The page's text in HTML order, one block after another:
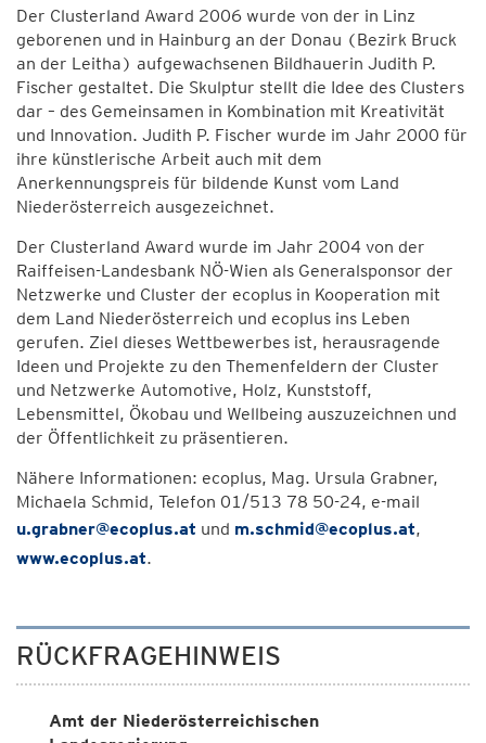
Der Clusterland Award 2006 wurde von der in Linz
geborenen und in Hainburg an der Donau (Bezirk Bruck
an der Leitha) aufgewachsenen Bildhauerin Judith P.
Fischer gestaltet. Die Skulptur stellt die Idee des Clusters
dar – des Gemeinsamen in Kombination mit Kreativität
und Innovation. Judith P. Fischer wurde im Jahr 2000 für
ihre künstlerische Arbeit auch mit dem
Anerkennungspreis für bildende Kunst vom Land
Niederösterreich ausgezeichnet.
Der Clusterland Award wurde im Jahr 2004 von der
Raiffeisen-Landesbank NÖ-Wien als Generalsponsor der
Netzwerke und Cluster der ecoplus in Kooperation mit
dem Land Niederösterreich und ecoplus ins Leben
gerufen. Ziel dieses Wettbewerbes ist, herausragende
Ideen und Projekte zu den Themenfeldern der Cluster
und Netzwerke Automotive, Holz, Kunststoff,
Lebensmittel, Ökobau und Wellbeing auszuzeichnen und
der Öffentlichkeit zu präsentieren.
Nähere Informationen: ecoplus, Mag. Ursula Grabner,
Michaela Schmid, Telefon 01/513 78 50-24, e-mail
u.grabner@ecoplus.at und m.schmid@ecoplus.at,
www.ecoplus.at.
RÜCKFRAGEHINWEIS
Amt der Niederösterreichischen